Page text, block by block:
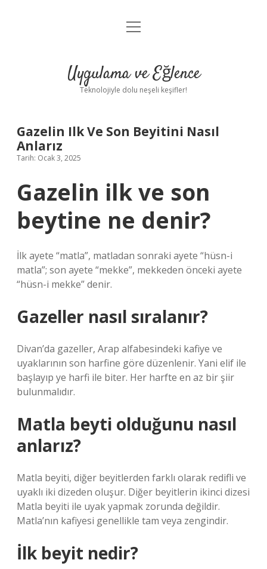
Anasayfa
Yasal Uyarı
menüyü
Uygulama ve Eğlence
Teknolojiyle dolu neşeli keşifler!
Gazelin Ilk Ve Son Beyitini Nasıl
Anlarız
Tarih: Ocak 3, 2025
Gazelin ilk ve son
beytine ne denir?
İlk ayete “matla”, matladan sonraki ayete “hüsn-i
matla”; son ayete “mekke”, mekkeden önceki ayete
“hüsn-i mekke” denir.
Gazeller nasıl sıralanır?
Divan’da gazeller, Arap alfabesindeki kafiye ve
uyaklarının son harfine göre düzenlenir. Yani elif ile
başlayıp ye harfi ile biter. Her harfte en az bir şiir
bulunmalıdır.
Matla beyti olduğunu nasıl
anlarız?
Matla beyiti, diğer beyitlerden farklı olarak redifli ve
uyaklı iki dizeden oluşur. Diğer beyitlerin ikinci dizesi
Matla beyiti ile uyak yapmak zorunda değildir.
Matla’nın kafiyesi genellikle tam veya zengindir.
İlk beyit nedir?